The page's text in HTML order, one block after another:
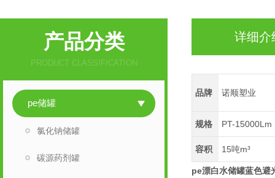
产品分类
PRODUCT CLASSIFICATION
pe储罐
氯化钠储罐
碳源药剂罐
详细介
品牌 诺顺塑业
规格 PT-15000Lm
容积 15吨m³
pe漂白水储罐蓝色避